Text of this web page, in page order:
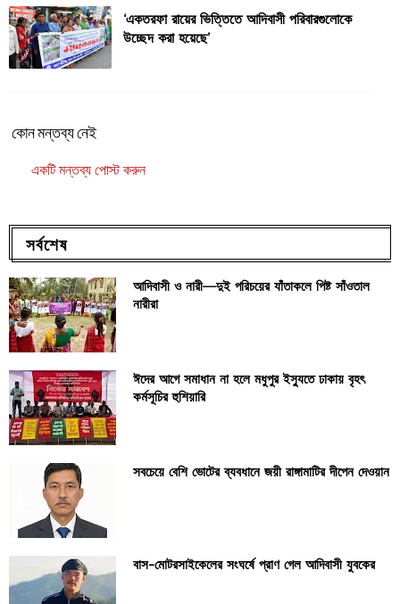
‘একতরফা রায়ের ভিত্তিতে আদিবাসী পরিবারগুলোকে
উচ্ছেদ করা হয়েছে’
কোন মন্তব্য নেই
একটি মন্তব্য পোস্ট করুন
সর্বশেষ
আদিবাসী ও নারী—দুই পরিচয়ের যাঁতাকলে পিষ্ট সাঁওতাল
নারীরা
ঈদের আগে সমাধান না হলে মধুপুর ইস্যুতে ঢাকায় বৃহৎ
কর্মসূচির হুশিয়ারি
সবচেয়ে বেশি ভোটের ব্যবধানে জয়ী রাঙ্গামাটির দীপেন দেওয়ান
বাস-মোটরসাইকেলের সংঘর্ষে প্রাণ গেল আদিবাসী যুবকের